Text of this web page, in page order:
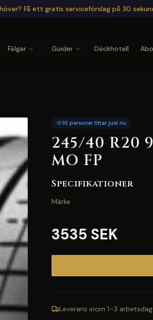
Få ett gratis serviceförslag på 30
Fälgar Guider Däckhotell
16 personer tittar just nu
245/40 R20
MO FP
Specifikationer
Märke
3535 SEK
Leverans inom 1–3